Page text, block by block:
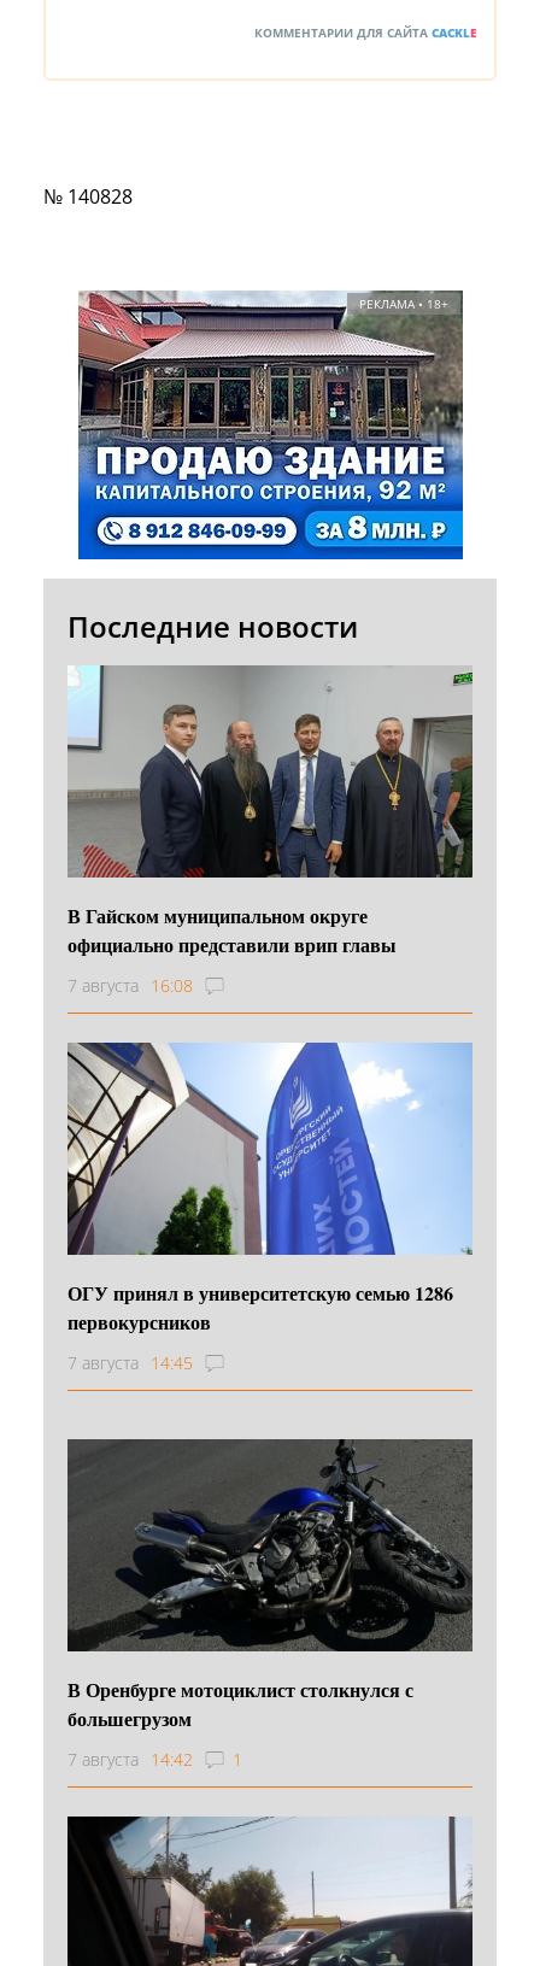
КОММЕНТАРИИ ДЛЯ САЙТА CACKLE
№ 140828
РЕКЛАМА • 18+
Последние новости
В Гайском муниципальном округе
официально представили врип главы
7 августа 16:08
ОГУ принял в университетскую семью 1286
первокурсников
7 августа 14:45
В Оренбурге мотоциклист столкнулся с
большегрузом
7 августа 14:42 1